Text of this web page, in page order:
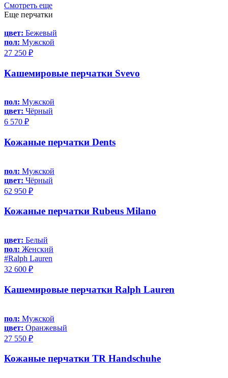
Смотреть еще
Еще перчатки
цвет: Бежевый
пол: Мужской
27 250 ₽
Кашемировые перчатки Svevo
пол: Мужской
цвет: Чёрный
6 570 ₽
Кожаные перчатки Dents
пол: Мужской
цвет: Чёрный
62 950 ₽
Кожаные перчатки Rubeus Milano
цвет: Белый
пол: Женский
#Ralph Lauren
32 600 ₽
Кашемировые перчатки Ralph Lauren
пол: Мужской
цвет: Оранжевый
27 550 ₽
Кожаные перчатки TR Handschuhe